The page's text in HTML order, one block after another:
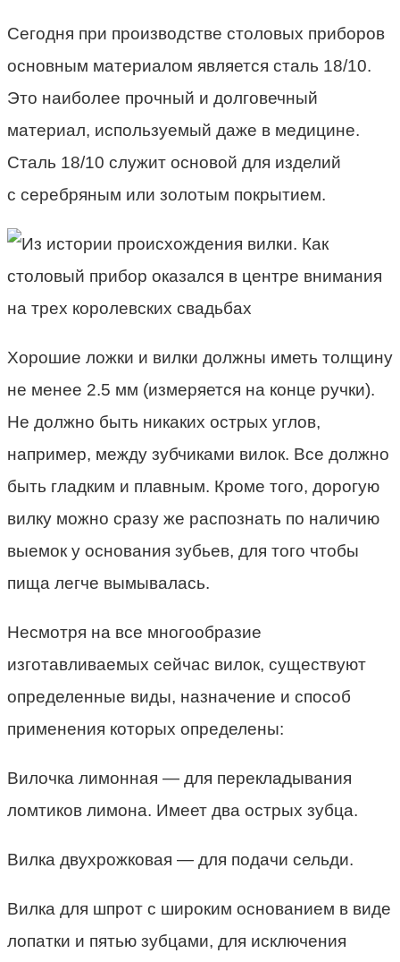
Сегодня при производстве столовых приборов
основным материалом является сталь 18/10.
Это наиболее прочный и долговечный
материал, используемый даже в медицине.
Сталь 18/10 служит основой для изделий
с серебряным или золотым покрытием.
Хорошие ложки и вилки должны иметь толщину
не менее 2.5 мм (измеряется на конце ручки).
Не должно быть никаких острых углов,
например, между зубчиками вилок. Все должно
быть гладким и плавным. Кроме того, дорогую
вилку можно сразу же распознать по наличию
выемок у основания зубьев, для того чтобы
пища легче вымывалась.
Несмотря на все многообразие
изготавливаемых сейчас вилок, существуют
определенные виды, назначение и способ
применения которых определены:
Вилочка лимонная — для перекладывания
ломтиков лимона. Имеет два острых зубца.
Вилка двухрожковая — для подачи сельди.
Вилка для шпрот с широким основанием в виде
лопатки и пятью зубцами, для исключения